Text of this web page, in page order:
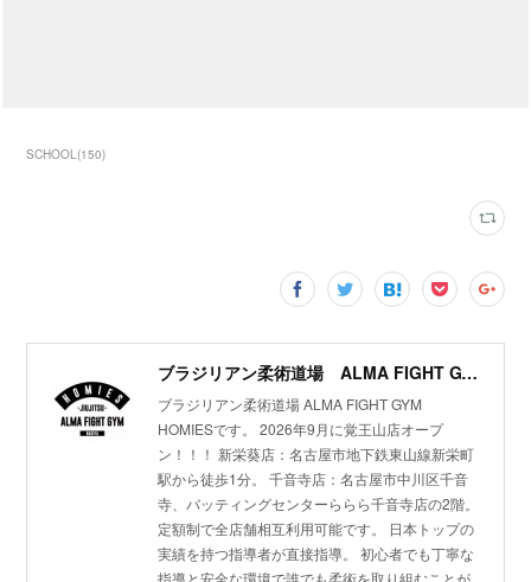
SCHOOL(150)
ブラジリアン柔術道場 ALMA FIGHT GYM HOMIES(ホーミーズ)
ブラジリアン柔術道場 ALMA FIGHT GYM
HOMIESです。 2026年9月に覚王山店オープ
ン！！！ 新栄葵店：名古屋市地下鉄東山線新栄町
駅から徒歩1分。 千音寺店：名古屋市中川区千音
寺、バッティングセンターららら千音寺店の2階。
定額制で全店舗相互利用可能です。 日本トップの
実績を持つ指導者が直接指導。 初心者でも丁寧な
指導と安全な環境で誰でも柔術を取り組むことが